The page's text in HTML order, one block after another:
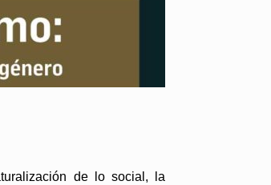
de lo social, la